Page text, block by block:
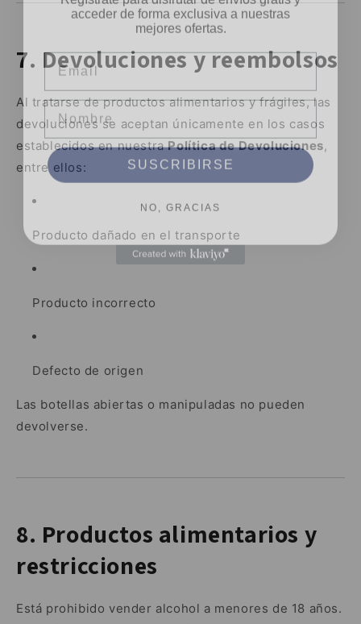
7. Devoluciones y reembolsos
Al tratarse de productos alimentarios y frágiles, las
devoluciones se aceptan únicamente en los casos
establecidos en nuestraPolítica de Devoluciones,
entre ellos:
Producto dañado en el transporte
Producto incorrecto
Defecto de origen
Las botellas abiertas o manipuladas no pueden
devolverse.
8. Productos alimentarios y
restricciones
Está prohibido vender alcohol a menores de 18 años.
mejores ofertas.
Nombre
SUSCRIBIRSE